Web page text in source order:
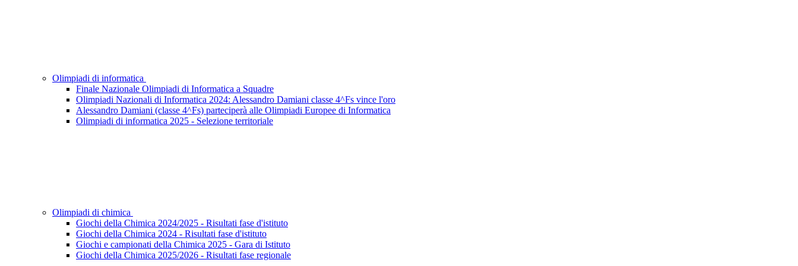
Olimpiadi di informatica
Finale Nazionale Olimpiadi di Informatica a Squadre
Olimpiadi Nazionali di Informatica 2024: Alessandro Damiani classe 4^Fs vince l'oro
Alessandro Damiani (classe 4^Fs) parteciperà alle Olimpiadi Europee di Informatica
Olimpiadi di informatica 2025 - Selezione territoriale
Olimpiadi di chimica
Giochi della Chimica 2024/2025 - Risultati fase d'istituto
Giochi della Chimica 2024 - Risultati fase d'istituto
Giochi e campionati della Chimica 2025 - Gara di Istituto
Giochi della Chimica 2025/2026 - Risultati fase regionale